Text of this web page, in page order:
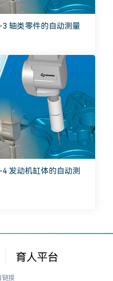
轴类零件的自动测量
发动机缸体的自动测
链接